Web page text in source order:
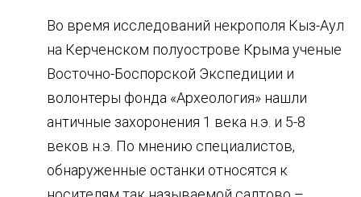
Во время исследований некрополя Кыз-Аул
на Керченском полуострове Крыма ученые
Восточно-Боспорской Экспедиции и
волонтеры фонда «Археология» нашли
античные захоронения 1 века н.э. и 5-8
веков н.э. По мнению специалистов,
обнаруженные останки относятся к